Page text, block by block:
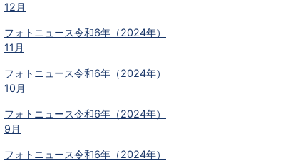
12月
フォトニュース令和6年（2024年）
11月
フォトニュース令和6年（2024年）
10月
フォトニュース令和6年（2024年）
9月
フォトニュース令和6年（2024年）